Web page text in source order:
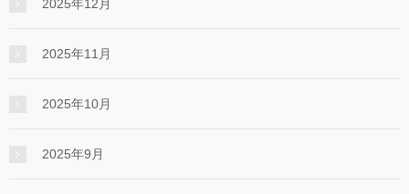
2025年12月
2025年11月
2025年10月
2025年9月